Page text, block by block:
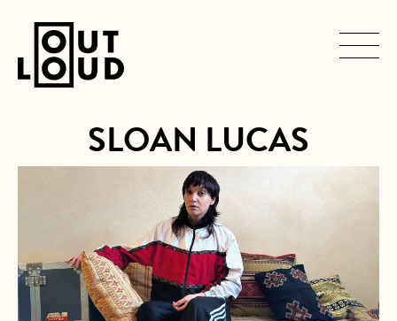
SERVICES
ARTISTES
PRODUCTIONS
SLOAN LUCAS